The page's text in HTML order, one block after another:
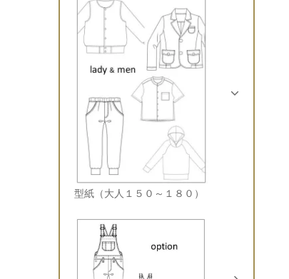
型紙（大人１５０～１８０）